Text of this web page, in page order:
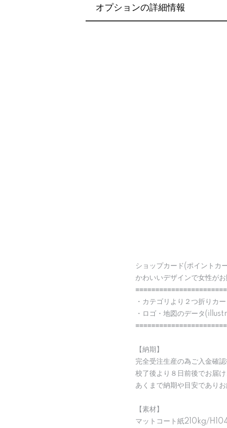
オプションの詳細情報
ショップカード(ポイントカ
かわいいデザインで女性が
・カテゴリより２つ折りカ
・ロゴ・地図のデータ
【納期】
完全受注生産の為ご入金確
校了後より８日前後でお届け
あくまで納期や目安であり
【素材】
マットコート紙210kg/